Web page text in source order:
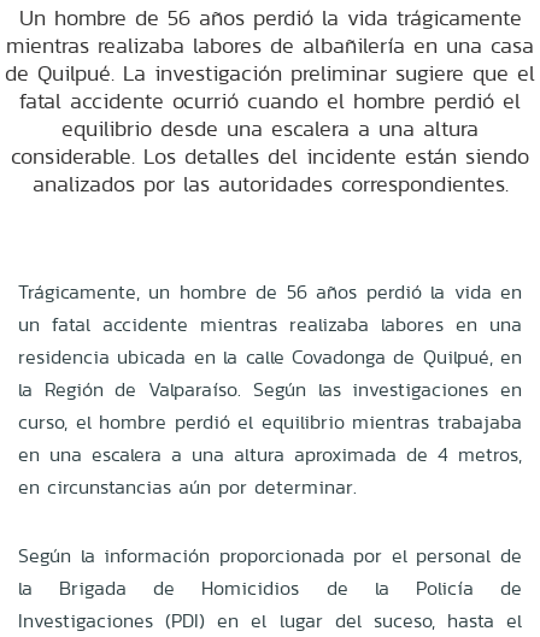
Un hombre de 56 años perdió la vida trágicamente
mientras realizaba labores de albañilería en una casa
de Quilpué. La investigación preliminar sugiere que el
fatal accidente ocurrió cuando el hombre perdió el
equilibrio desde una escalera a una altura
considerable. Los detalles del incidente están siendo
analizados por las autoridades correspondientes.
Trágicamente, un hombre de 56 años perdió la vida en
un fatal accidente mientras realizaba labores en una
residencia ubicada en la calle Covadonga de Quilpué, en
la Región de Valparaíso. Según las investigaciones en
curso, el hombre perdió el equilibrio mientras trabajaba
en una escalera a una altura aproximada de 4 metros,
en circunstancias aún por determinar.
Según la información proporcionada por el personal de
la Brigada de Homicidios de la Policía de
Investigaciones (PDI) en el lugar del suceso, hasta el